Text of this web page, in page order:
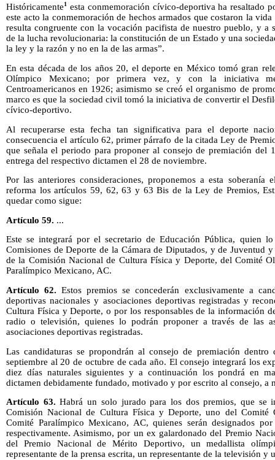
Históricamente1 esta conmemoración cívico-deportiva ha resaltado
este acto la conmemoración de hechos armados que costaron la
resulta congruente con la vocación pacifista de nuestro pueblo, y a
de la lucha revolucionaria: la constitución de un Estado y una
la ley y la razón y no en la de las armas”.
En esta década de los años 20, el deporte en México tomó gran
Olímpico Mexicano; por primera vez, y con la iniciativa
Centroamericanos en 1926; asimismo se creó el organismo de
marco es que la sociedad civil tomó la iniciativa de convertir el
cívico-deportivo.
Al recuperarse esta fecha tan significativa para el deporte
consecuencia el artículo 62, primer párrafo de la citada Ley de
que señala el periodo para proponer al consejo de premiación
entrega del respectivo dictamen el 28 de noviembre.
Por las anteriores consideraciones, proponemos a esta soberanía
reforma los artículos 59, 62, 63 y 63 Bis de la Ley de Premios,
quedar como sigue:
Artículo 59. ...
Este se integrará por el secretario de Educación Pública, quien
Comisiones de Deporte de la Cámara de Diputados, y de Juventud
de la Comisión Nacional de Cultura Física y Deporte, del Comité
Paralímpico Mexicano, AC.
Artículo 62.Estos premios se concederán exclusivamente a
deportivas nacionales y asociaciones deportivas registradas y
Cultura Física y Deporte, o por los responsables de la información
radio o televisión, quienes lo podrán proponer a través de las
asociaciones deportivas registradas.
Las candidaturas se propondrán al consejo de premiación
septiembre al 20 de octubre de cada año. El consejo integrará los
diez días naturales siguientes y a continuación los pondrá en
dictamen debidamente fundado, motivado y por escrito al consejo, a
Artículo 63. Habrá un solo jurado para los dos premios, que se
Comisión Nacional de Cultura Física y Deporte, uno del
Comité Paralímpico Mexicano, AC, quienes serán designados
respectivamente. Asimismo, por un ex galardonado del Premio
del Premio Nacional de Mérito Deportivo, un medallista
representante de la prensa escrita, un representante de la televisión y